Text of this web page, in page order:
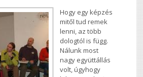
Hogy egy képzés
mitől tud remek
lenni, az több
dologtól is függ.
Nálunk most
nagy együttállás
volt, úgyhogy